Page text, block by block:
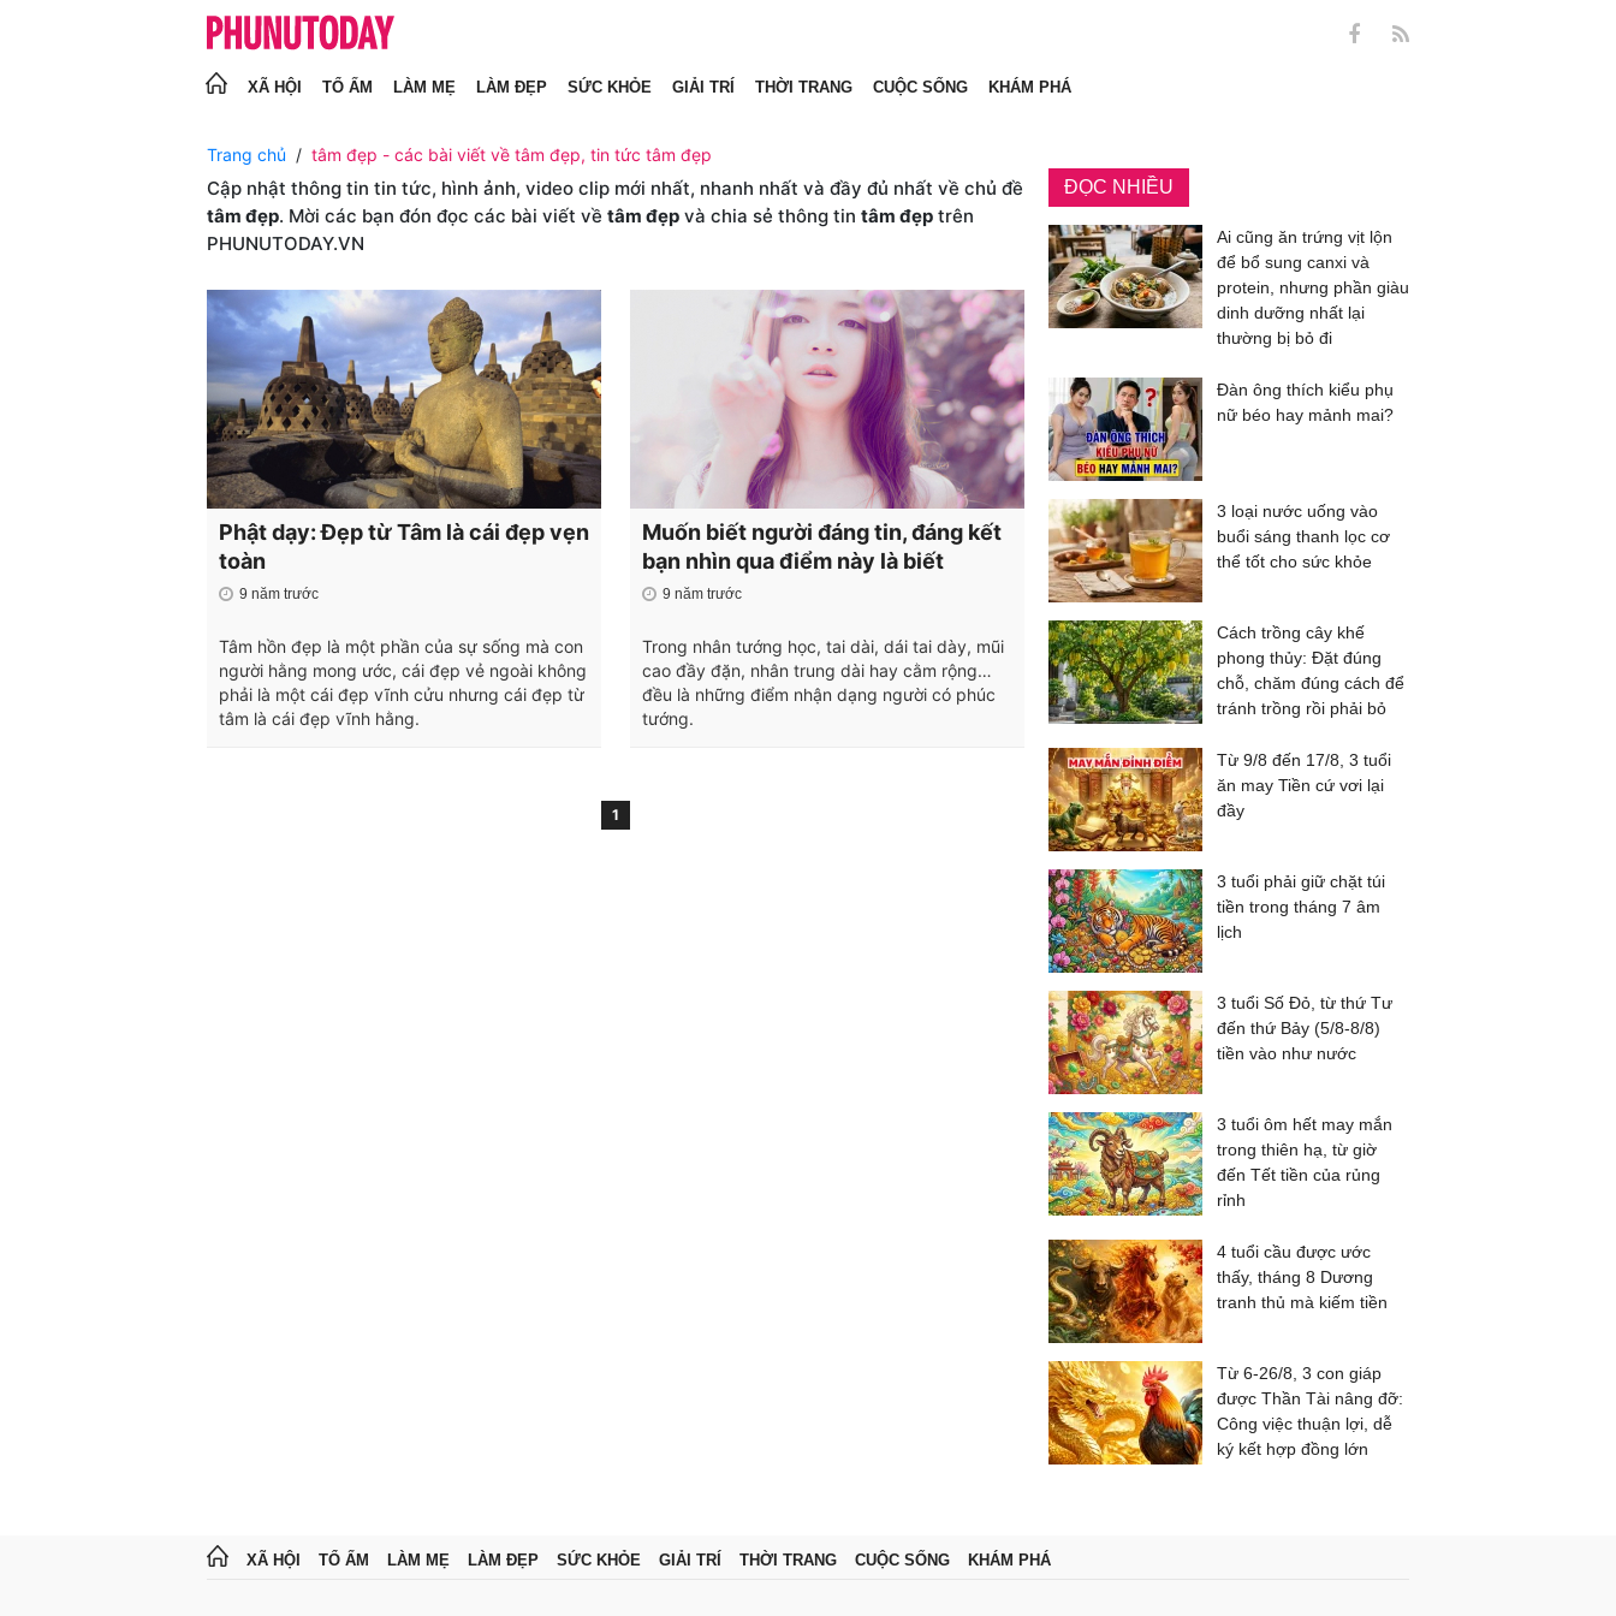
XÃ HỘI TỔ ẤM LÀM MẸ LÀM ĐẸP SỨC KHỎE GIẢI TRÍ THỜI TRANG CUỘC SỐNG KHÁM PHÁ
Trang chủ tâm đẹp - các bài viết về tâm đẹp, tin tức tâm đẹp
Cập nhật thông tin tin tức, hình ảnh, video clip mới nhất, nhanh nhất và đầy đủ nhất về chủ đề
tâm đẹp. Mời các bạn đón đọc các bài viết về tâm đẹp và chia sẻ thông tin tâm đẹp trên
PHUNUTODAY.VN
Phật dạy: Đẹp từ Tâm là cái đẹp vẹn
toàn
9 năm trước
Tâm hồn đẹp là một phần của sự sống mà con
người hằng mong ước, cái đẹp vẻ ngoài không
phải là một cái đẹp vĩnh cửu nhưng cái đẹp từ
tâm là cái đẹp vĩnh hằng.
Muốn biết người đáng tin, đáng kết
bạn nhìn qua điểm này là biết
9 năm trước
Trong nhân tướng học, tai dài, dái tai dày, mũi
cao đầy đặn, nhân trung dài hay cằm rộng…
đều là những điểm nhận dạng người có phúc
tướng.
1
ĐỌC NHIỀU
Ai cũng ăn trứng vịt lộn
để bổ sung canxi và
protein, nhưng phần giàu
dinh dưỡng nhất lại
thường bị bỏ đi
Đàn ông thích kiểu phụ
nữ béo hay mảnh mai?
3 loại nước uống vào
buổi sáng thanh lọc cơ
thể tốt cho sức khỏe
Cách trồng cây khế
phong thủy: Đặt đúng
chỗ, chăm đúng cách để
tránh trồng rồi phải bỏ
Từ 9/8 đến 17/8, 3 tuổi
ăn may Tiền cứ vơi lại
đầy
3 tuổi phải giữ chặt túi
tiền trong tháng 7 âm
lịch
3 tuổi Số Đỏ, từ thứ Tư
đến thứ Bảy (5/8-8/8)
tiền vào như nước
3 tuổi ôm hết may mắn
trong thiên hạ, từ giờ
đến Tết tiền của rủng
rỉnh
4 tuổi cầu được ước
thấy, tháng 8 Dương
tranh thủ mà kiếm tiền
Từ 6-26/8, 3 con giáp
được Thần Tài nâng đỡ:
Công việc thuận lợi, dễ
ký kết hợp đồng lớn
XÃ HỘI TỔ ẤM LÀM MẸ LÀM ĐẸP SỨC KHỎE GIẢI TRÍ THỜI TRANG CUỘC SỐNG KHÁM PHÁ